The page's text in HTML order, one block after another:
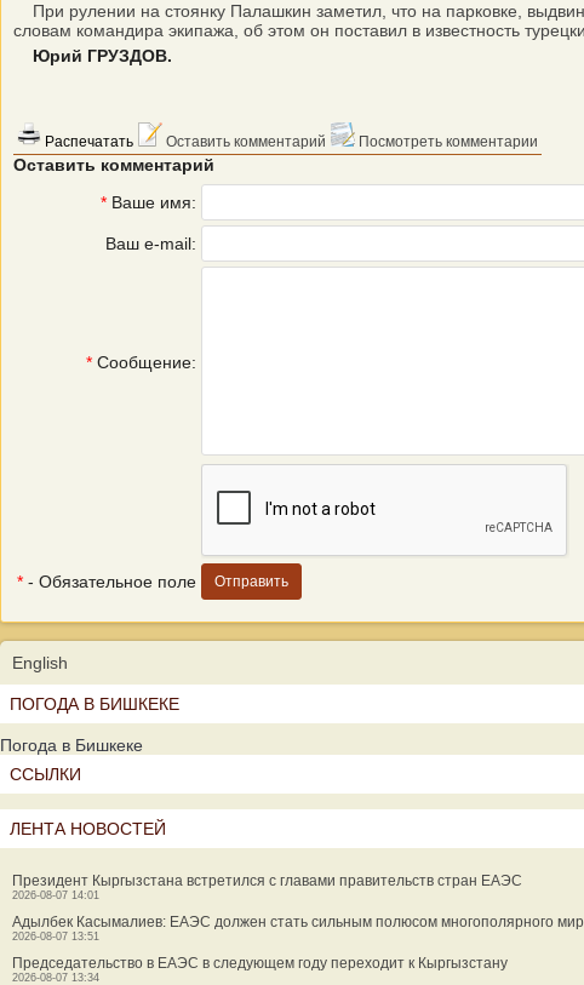
При рулении на стоянку Палашкин заметил, что на парковке,
словам командира экипажа, об этом он поставил в известность
Юрий ГРУЗДОВ.
Распечатать Оставить комментарий Посмотреть комментарии
Оставить комментарий
* Ваше имя:
Ваш e-mail:
* Сообщение:
* - Обязательное поле
English
ПОГОДА В БИШКЕКЕ
Погода в Бишкеке
ССЫЛКИ
ЛЕНТА НОВОСТЕЙ
Президент Кыргызстана встретился с главами правительств стран ЕАЭС
2026-08-07 14:01
Адылбек Касымалиев: ЕАЭС должен стать сильным полюсом многополярного
2026-08-07 13:51
Председательство в ЕАЭС в следующем году переходит к Кыргызстану
2026-08-07 13:34